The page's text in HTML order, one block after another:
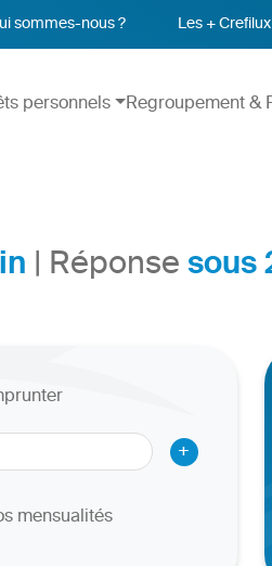
sommes-nous ? Les + Crefilux
personnels Regroupement &
| Réponsesous
+
mensualités